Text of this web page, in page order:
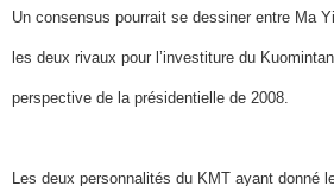
Un consensus pourrait se dessiner entre Ma
les deux rivaux pour l’investiture du
perspective de la présidentielle de 2008.
Les deux personnalités du KMT ayant donné